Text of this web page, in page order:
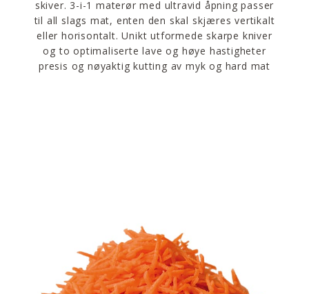
skiver. 3-i-1 materør med ultravid åpning passer
til all slags mat, enten den skal skjæres vertikalt
eller horisontalt. Unikt utformede skarpe kniver
og to optimaliserte lave og høye hastigheter
presis og nøyaktig kutting av myk og hard mat